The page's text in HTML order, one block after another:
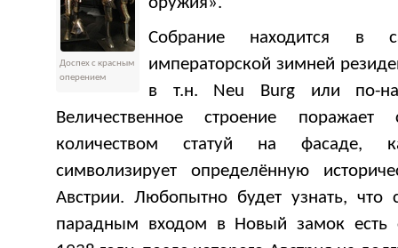
Доспех с красным
оперением
оружия».
Собрание находится в
императорской зимней
в т.н. Neu Burg или по-
Величественное строение
количеством статуй на фасаде,
символизирует определённую
Австрии. Любопытно будет узнать,
парадным входом в Новый замок есть